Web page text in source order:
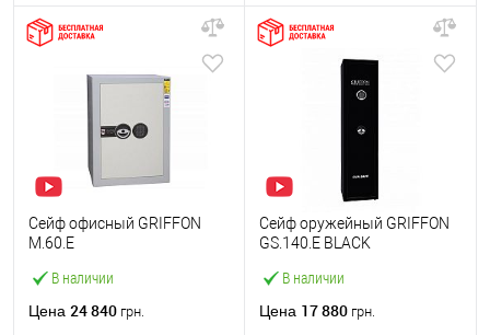
В наличии
Сейф офисный GRIFFON
M.60.E
Цена 24 840 грн.
В наличии
Сейф оружейный GRIFFON
GS.140.E BLACK
Цена 17 880 грн.